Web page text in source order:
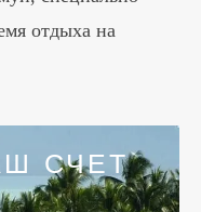
отдыха на
СЧЕТ